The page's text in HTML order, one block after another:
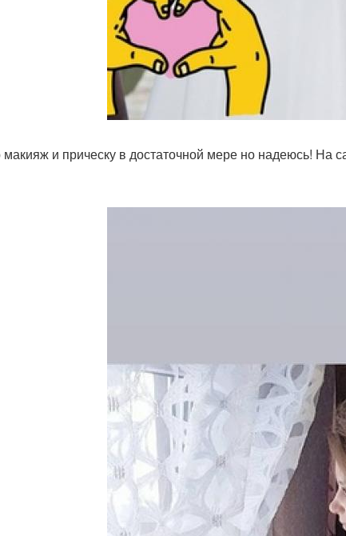
и прическу в достаточной мере но надеюсь! На